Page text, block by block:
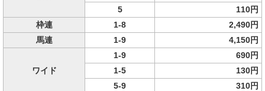
5
110円
枠連
1-8
2,490円
馬連
1-9 4,150円
ワイド
1-9
690円
1-5
130円
5-9
310円